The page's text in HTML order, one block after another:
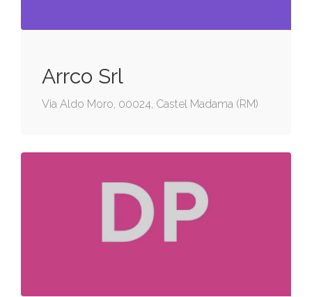
Arrco Srl
Via Aldo Moro, 00024, Castel Madama (RM)